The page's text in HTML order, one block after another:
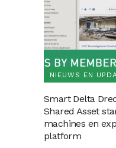
NIEUWS EN
Smart Delta
Shared Asset
machines en
platform